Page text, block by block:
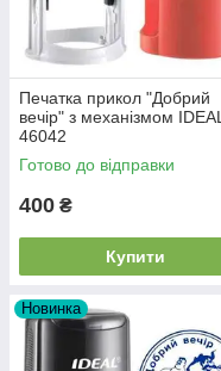
Печатка прикол "Добрий
вечір" з механізмом IDEAL
46042
Готово до відправки
400 ₴
Купити
Новинка